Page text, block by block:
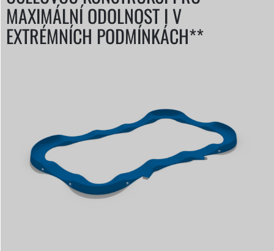
MAXIMÁLNÍ ODOLNOST I V
EXTRÉMNÍCH PODMÍNKÁCH**